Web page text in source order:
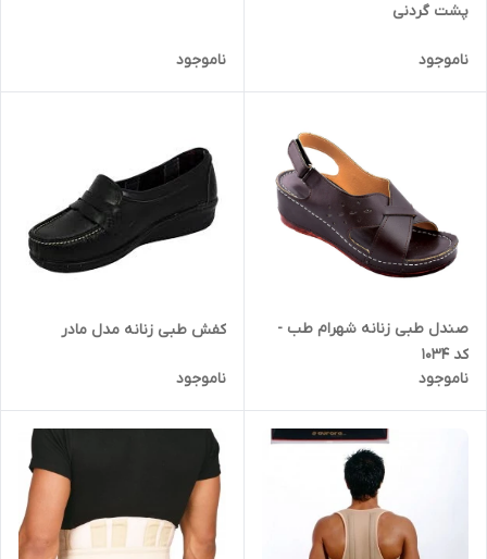
پشت گردنی
ناموجود ناموجود
صندل طبی زنانه شهرام طب -
کد 1034
ناموجود
کفش طبی زنانه مدل مادر
ناموجود